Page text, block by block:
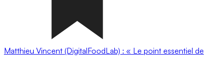
Matthieu Vincent (DigitalFoodLab) : « Le point essentiel de